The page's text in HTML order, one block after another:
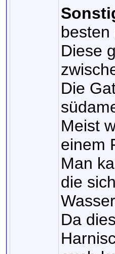
Diese
Die
Meist
einem
Man
die
Da